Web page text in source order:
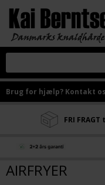
Brug for hjælp? Kontakt
FRI
AIRFRYER